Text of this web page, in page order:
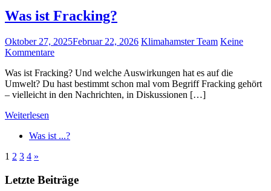
Was ist Fracking?
Oktober 27, 2025Februar 22, 2026 Klimahamster Team Keine
Kommentare
Was ist Fracking? Und welche Auswirkungen hat es auf die
Umwelt? Du hast bestimmt schon mal vom Begriff Fracking gehört
– vielleicht in den Nachrichten, in Diskussionen […]
Weiterlesen
Was ist ...?
Seitennummerierung
der
1 2 3 4 Nächste
»
Letzte Beiträge